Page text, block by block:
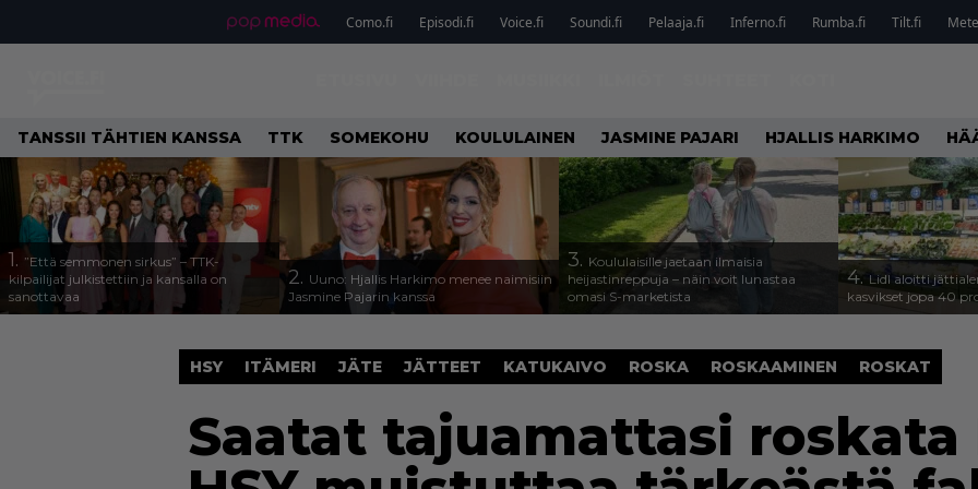
Como.fi Episodi.fi Voice.fi Soundi.fi Pelaaja.fi Inferno.fi Rumba.fi Tilt.fi
TANSSII TÄHTIEN KANSSA TTK SOMEKOHU KOULULAINEN JASMINE PAJARI HJALLIS HARKIMO
1. ”Että semmonen sirkus” – TTK-
kilpailijat julkistettiin ja kansalla on
sanottavaa
2. Uuno: Hjallis Harkimo menee naimisiin
Jasmine Pajarin kanssa
3. Koululaisille jaetaan ilmaisia
heijastinreppuja – näin voit lunastaa
omasi S-marketista
4. Lidl aloitti
kasvikset jopa 40
HSY ITÄMERI JÄTE JÄTTEET KATUKAIVO ROSKA ROSKAAMINEN ROSKAT
Saatat tajuamattasi roskata